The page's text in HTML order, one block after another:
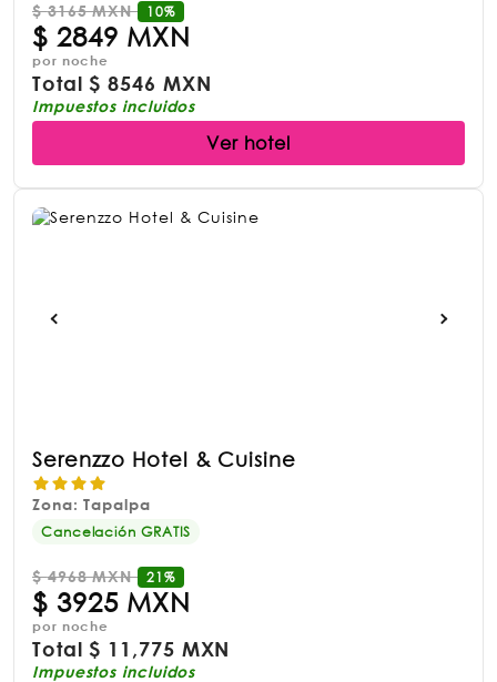
$3165 MXN 10%
$ 2849 MXN
por noche
Total$8546 MXN
Impuestos incluidos
Ver hotel
Serenzzo Hotel & Cuisine
Zona: Tapalpa
Cancelación GRATIS
$4968 MXN 21%
$ 3925 MXN
por noche
Total$ 11,775 MXN
Impuestos incluidos